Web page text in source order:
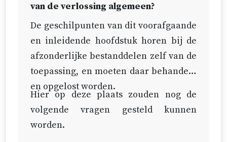
God zijn’ (Gen. 17:7), dat is: ‘Ik zal
Hiertoe schrijft God de dienaren
des Woords toepassende woorden
voor (2 Kor. 5:18-20;Jes. 40:1,2;Luk.
2:11).
Hiertoe strekken de sacramenten,
de Heilige Doop (
Nu wordt, terwijl de deksels en de
schaduwen weggenomen zijn, de
toepassing met ongedekt
aangezicht door de bediening van
het Woord, de sacramenten, de
tucht en de menselijke regering
verricht.
Het vierde tijdperk loopt van het
van de verlossing algemeen?
De geschilpunten van dit voorafgaande
en inleidende hoofdstuk horen bij de
afzonderlijke bestanddelen zelf van de
toepassing, en moeten daar behandeld
en opgelost worden.
Hier op deze plaats zouden nog de
volgende vragen gesteld kunnen
worden.